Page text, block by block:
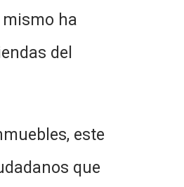
ha
del
este
que